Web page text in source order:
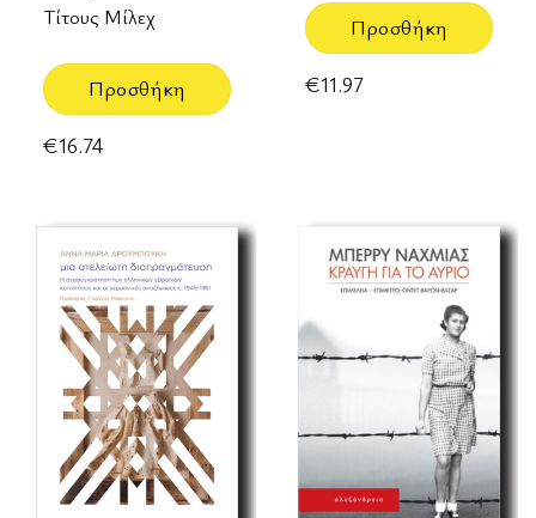
Τίτους Μίλεχ
Προσθήκη
€16.74
Προσθήκη
€11.97